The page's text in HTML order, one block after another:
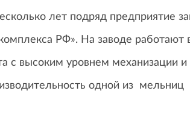
лет подряд предприятие
РФ». На заводе работают
с высоким уровнем механизации
одной из мельниц